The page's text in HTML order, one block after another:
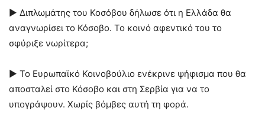
► Διπλωμάτης του Κοσόβου δήλωσε ότι η Ελλάδα θα
αναγνωρίσει το Κόσοβο. Το κοινό αφεντικό του το
σφύριξε νωρίτερα;
► Το Ευρωπαϊκό Κοινοβούλιο ενέκρινε ψήφισμα που θα
αποσταλεί στο Κόσοβο και στη Σερβία για να το
υπογράψουν. Χωρίς βόμβες αυτή τη φορά.